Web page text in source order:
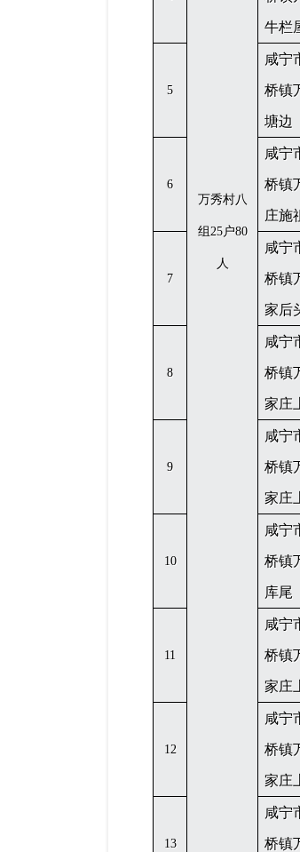
万秀村八
组 25户80
人
牛栏
5
咸宁
桥镇
塘边
6
咸宁
桥镇
庄施
7
咸宁
桥镇
家后
8
咸宁
桥镇
家庄
9
咸宁
桥镇
家庄
10
咸宁
桥镇
库尾
11
咸宁
桥镇
家庄
12
咸宁
桥镇
家庄
13
咸宁
桥镇